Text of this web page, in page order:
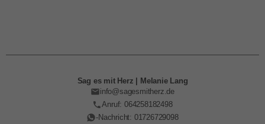
Sag es mit Herz | Melanie Lang
info@sagesmitherz.de
Anruf: 064258182498
-Nachricht: 01726729098